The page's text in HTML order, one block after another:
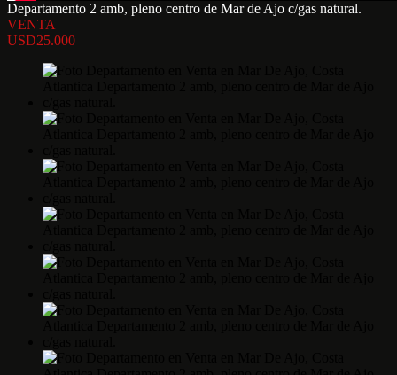
Departamento 2 amb, pleno centro de Mar de Ajo c/gas natural.
VENTA
USD25.000